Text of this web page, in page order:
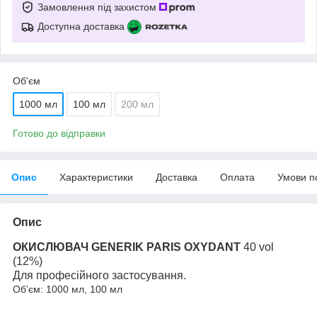
Замовлення під захистом
Доступна доставка
Об'єм
1000 мл 100 мл 200 мл
Готово до відправки
Опис Характеристики Доставка Оплата Умови
Опис
ОКИСЛЮВАЧ GENERIK PARIS OXYDANT 40 vol
(12%)
Для професійного застосування.
Об’єм: 1000 мл, 100 мл